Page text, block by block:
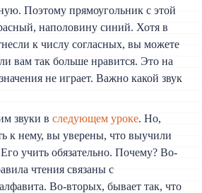
Поэтому прямоугольник с этой
наполовину синий. Хотя в
к числу согласных, вы можете
вам так больше нравится. Это на
не играет. Важно какой звук
звуки в следующем уроке. Но,
к нему, вы уверены, что выучили
учить обязательно. Почему? Во-
чтения связаны с
Во-вторых, бывает так, что